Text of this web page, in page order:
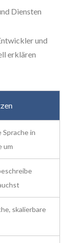
Diensten
und
erklären
in
um
skalierbare